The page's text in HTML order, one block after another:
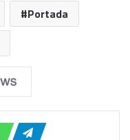
Portada